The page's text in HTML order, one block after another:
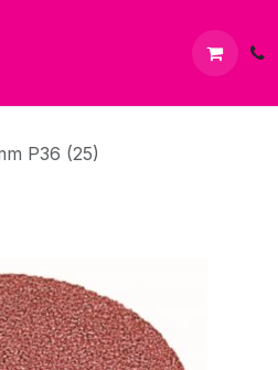
Contactez-nous
P36 (25)